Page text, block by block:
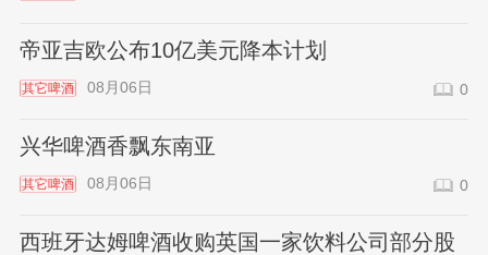
帝亚吉欧公布10亿美元降本计划
其它啤酒 08月06日 0
兴华啤酒香飘东南亚
其它啤酒 08月06日 0
西班牙达姆啤酒收购英国一家饮料公司部分股